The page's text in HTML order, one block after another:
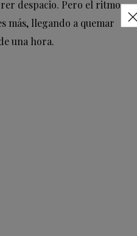
despacio. Pero el ritmo
más, llegando a quemar
una hora.